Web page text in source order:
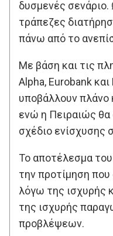
δυσμενές σενάριο.
τράπεζες
πάνω από το
Με βάση και τις
Alpha, Eurobank
υποβάλλουν πλάνο
ενώ η Πειραιώς θα
σχέδιο ενίσχυσης
Το αποτέλεσμα
την προτίμηση που
λόγω της ισχυρής
της ισχυρής
προβλέψεων.